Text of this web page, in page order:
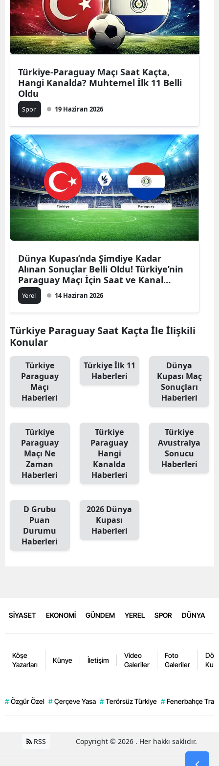
Türkiye-Paraguay Maçı Saat Kaçta,
Hangi Kanalda? Muhtemel İlk 11 Belli
Oldu
Spor 19 Haziran 2026
Dünya Kupası’nda Şimdiye Kadar
Alınan Sonuçlar Belli Oldu! Türkiye’nin
Paraguay Maçı İçin Saat ve Kanal
Detayı
Yerel 14 Haziran 2026
Türkiye Paraguay Saat Kaçta İle İlişkili
Konular
Türkiye
Paraguay
Maçı
Haberleri
Türkiye İlk 11
Haberleri
Dünya
Kupası Maç
Sonuçları
Haberleri
Türkiye
Paraguay
Maçı Ne
Zaman
Haberleri
Türkiye
Paraguay
Hangi
Kanalda
Haberleri
Türkiye
Avustralya
Sonucu
Haberleri
D Grubu
Puan
Durumu
Haberleri
2026 Dünya
Kupası
Haberleri
SİYASET EKONOMİ GÜNDEM YEREL SPOR DÜNYA
Köşe
Yazarları
Künye İletişim
Video
Galeriler
Foto
Galeriler
# Özgür Özel # Çerçeve Yasa # Terörsüz Türkiye # Fenerbahçe
RSS Copyright © 2026 . Her hakkı saklıdır.